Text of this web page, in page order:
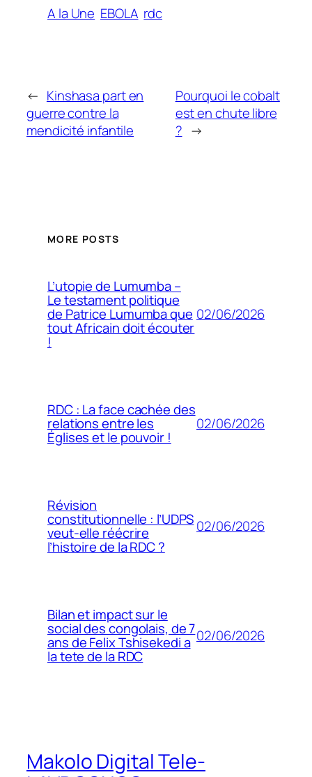
A la Une EBOLA rdc
← Kinshasa part en
guerre contre la
mendicité infantile
Pourquoi le cobalt
est en chute libre
? →
MORE POSTS
L’utopie de Lumumba –
Le testament politique
de Patrice Lumumba que
tout Africain doit écouter
!
02/06/2026
RDC : La face cachée des
relations entre les
Églises et le pouvoir !
02/06/2026
Révision
constitutionnelle : l’UDPS
veut-elle réécrire
l’histoire de la RDC ?
02/06/2026
Bilan et impact sur le
social des congolais, de 7
ans de Felix Tshisekedi a
la tete de la RDC
02/06/2026
Makolo Digital Tele-